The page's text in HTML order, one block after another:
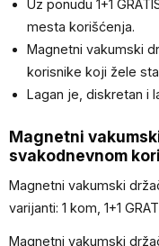
Uz ponudu 1+1
mesta korišćenja.
Magnetni vakumski
korisnike koji žele
Lagan je, diskretan i
Magnetni
svakodnevnom
Magnetni vakumski
varijanti: 1 kom, 1+1
Magnetni vakumski